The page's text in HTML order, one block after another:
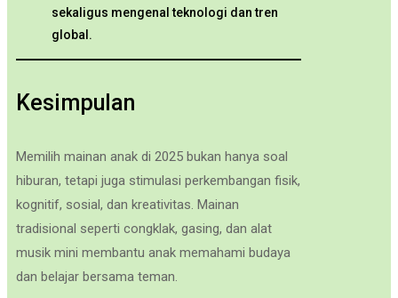
sekaligus mengenal teknologi dan tren
global.
Kesimpulan
Memilih mainan anak di 2025 bukan hanya soal
hiburan, tetapi juga stimulasi perkembangan fisik,
kognitif, sosial, dan kreativitas. Mainan
tradisional seperti congklak, gasing, dan alat
musik mini membantu anak memahami budaya
dan belajar bersama teman.